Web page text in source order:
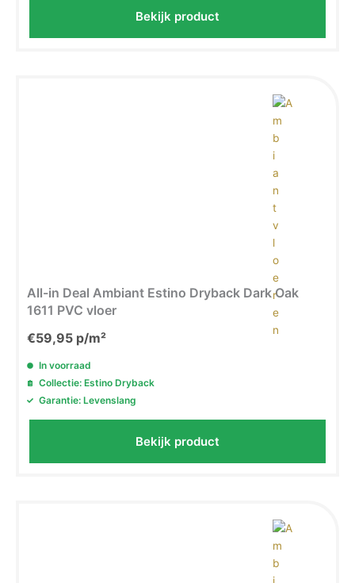
Bekijk product
All-in Deal Ambiant Estino Dryback Dark Oak
1611 PVC vloer
€59,95 p/m²
In voorraad
Collectie: Estino Dryback
Garantie: Levenslang
Bekijk product